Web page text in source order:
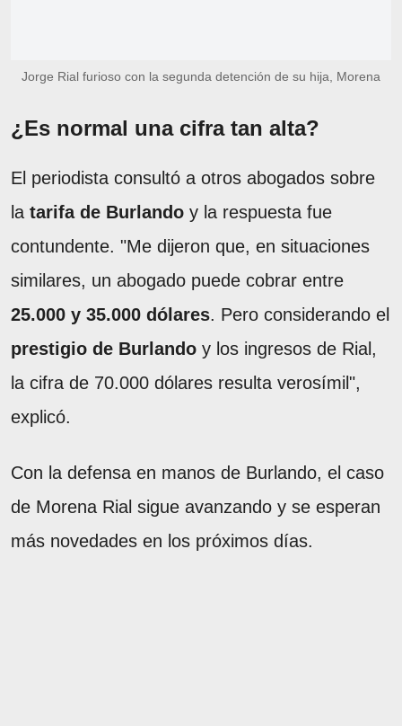
Jorge Rial furioso con la segunda detención de su hija, Morena
¿Es normal una cifra tan alta?
El periodista consultó a otros abogados sobre
la tarifa de Burlando y la respuesta fue
contundente. "Me dijeron que, en situaciones
similares, un abogado puede cobrar entre
25.000 y 35.000 dólares. Pero considerando el
prestigio de Burlando y los ingresos de Rial,
la cifra de 70.000 dólares resulta verosímil",
explicó.
Con la defensa en manos de Burlando, el caso
de Morena Rial sigue avanzando y se esperan
más novedades en los próximos días.